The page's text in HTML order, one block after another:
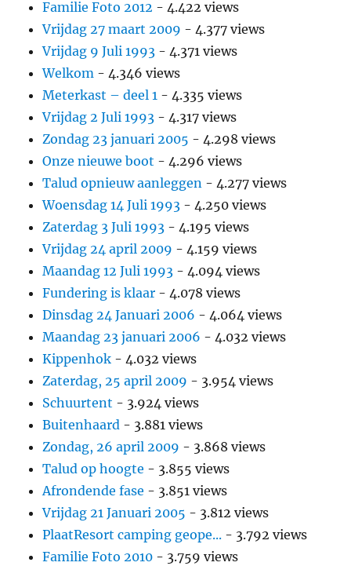
Familie Foto 2012 - 4.422 views
Vrijdag 27 maart 2009 - 4.377 views
Vrijdag 9 Juli 1993 - 4.371 views
Welkom - 4.346 views
Meterkast – deel 1 - 4.335 views
Vrijdag 2 Juli 1993 - 4.317 views
Zondag 23 januari 2005 - 4.298 views
Onze nieuwe boot - 4.296 views
Talud opnieuw aanleggen - 4.277 views
Woensdag 14 Juli 1993 - 4.250 views
Zaterdag 3 Juli 1993 - 4.195 views
Vrijdag 24 april 2009 - 4.159 views
Maandag 12 Juli 1993 - 4.094 views
Fundering is klaar - 4.078 views
Dinsdag 24 Januari 2006 - 4.064 views
Maandag 23 januari 2006 - 4.032 views
Kippenhok - 4.032 views
Zaterdag, 25 april 2009 - 3.954 views
Schuurtent - 3.924 views
Buitenhaard - 3.881 views
Zondag, 26 april 2009 - 3.868 views
Talud op hoogte - 3.855 views
Afrondende fase - 3.851 views
Vrijdag 21 Januari 2005 - 3.812 views
PlaatResort camping geope... - 3.792 views
Familie Foto 2010 - 3.759 views